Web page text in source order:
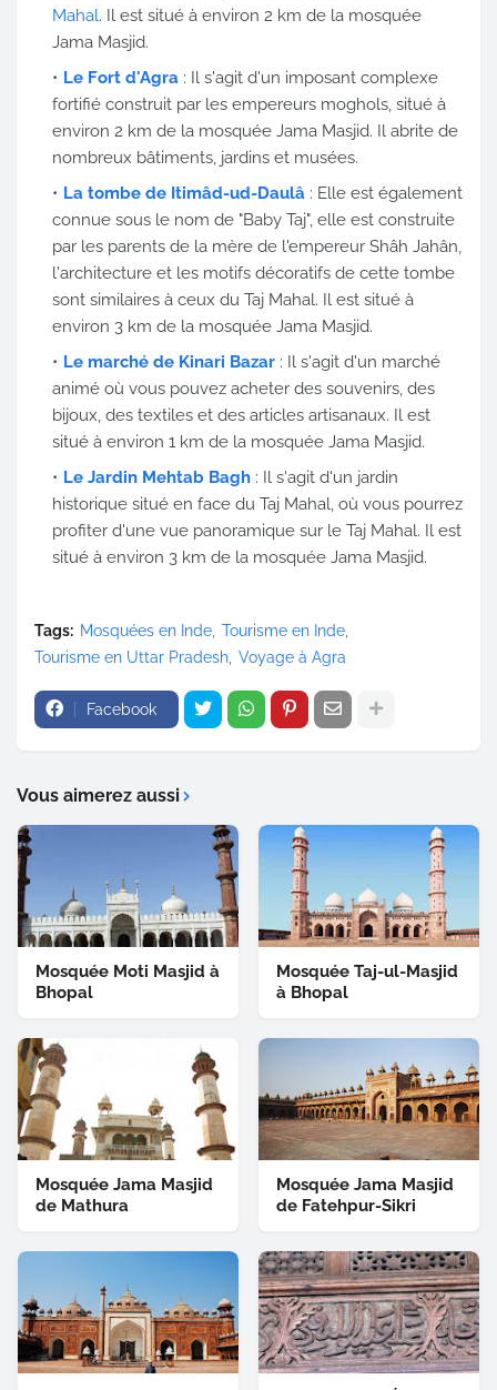
Mahal. Il est situé à environ 2 km de la mosquée
Jama Masjid.
Le Fort d'Agra : Il s'agit d'un imposant complexe
fortifié construit par les empereurs moghols, situé à
environ 2 km de la mosquée Jama Masjid. Il abrite de
nombreux bâtiments, jardins et musées.
La tombe de Itimâd-ud-Daulâ : Elle est également
connue sous le nom de "Baby Taj", elle est construite
par les parents de la mère de l'empereur Shâh Jahân,
l'architecture et les motifs décoratifs de cette tombe
sont similaires à ceux du Taj Mahal. Il est situé à
environ 3 km de la mosquée Jama Masjid.
Le marché de Kinari Bazar : Il s'agit d'un marché
animé où vous pouvez acheter des souvenirs, des
bijoux, des textiles et des articles artisanaux. Il est
situé à environ 1 km de la mosquée Jama Masjid.
Le Jardin Mehtab Bagh : Il s'agit d'un jardin
historique situé en face du Taj Mahal, où vous pourrez
profiter d'une vue panoramique sur le Taj Mahal. Il est
situé à environ 3 km de la mosquée Jama Masjid.
Tags: Mosquées en Inde Tourisme en Inde
Tourisme en Uttar Pradesh Voyage à Agra
Facebook
Vous aimerez aussi
Mosquée Moti Masjid à
Bhopal
Mosquée Taj-ul-Masjid
à Bhopal
Mosquée Jama Masjid
de Mathura
Mosquée Jama Masjid
de Fatehpur-Sikri